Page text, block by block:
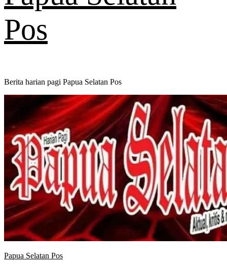
Pos
Berita harian pagi Papua Selatan Pos
Primary
Papua Selatan Pos